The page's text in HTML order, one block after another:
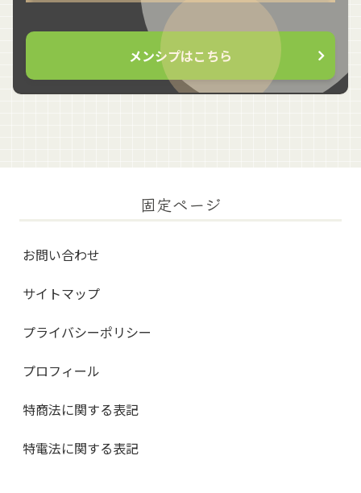
メンシプはこちら
固定ページ
お問い合わせ
サイトマップ
プライバシーポリシー
プロフィール
特商法に関する表記
特電法に関する表記